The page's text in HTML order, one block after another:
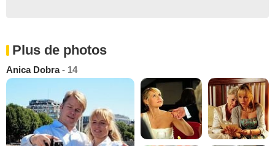
Plus de photos
Anica Dobra- 14